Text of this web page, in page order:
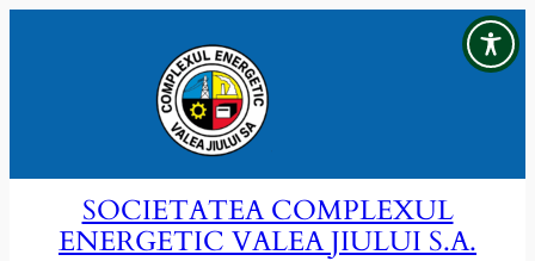
SOCIETATEA COMPLEXUL
ENERGETIC VALEA JIULUI S.A.